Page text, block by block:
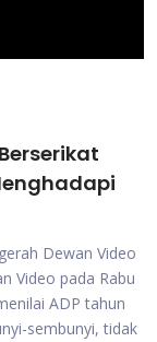
Dewan Video
Video pada Rabu
ADP tahun
sembunyi, tidak